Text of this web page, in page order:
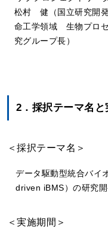
松村 健（国立研究開
命工学領域 生物プロ
究グループ長）
2．採択テーマ名と
＜採択テーマ名＞
データ駆動型統合バイ
driven iBMS）の研究開
＜実施期間＞